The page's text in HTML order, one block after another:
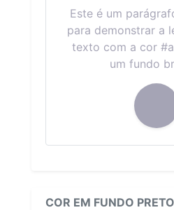
Este é um
para demonstrar a
texto com a cor
um fundo
COR EM FUNDO PRETO